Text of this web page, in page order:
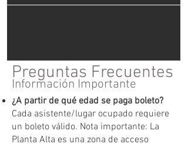
Preguntas Frecuentes
Información Importante
¿A partir de qué edad se paga boleto?
Cada asistente/lugar ocupado requiere
un boleto válido. Nota importante: La
Planta Alta es una zona de acceso